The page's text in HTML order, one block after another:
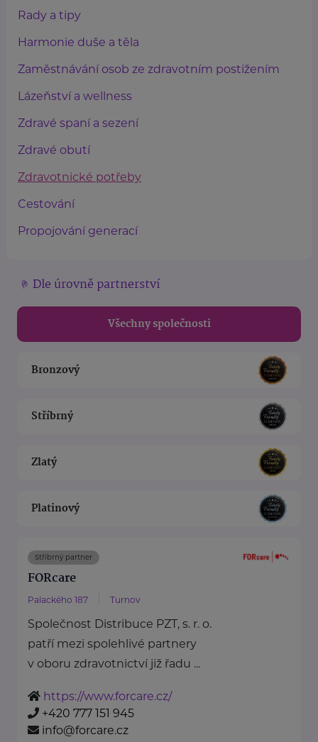
Rady a tipy
Harmonie duše a těla
Zaměstnávání osob ze zdravotním postižením
Lázeňství a wellness
Zdravé spaní a sezení
Zdravé obutí
Zdravotnické potřeby
Cestování
Propojování generací
Dle úrovně partnerství
Všechny společnosti
Bronzový
Stříbrný
Zlatý
Platinový
Stříbrný partner
FORcare
Palackého 187 Turnov
Společnost Distribuce PZT, s. r. o.
patří mezi spolehlivé partnery
v oboru zdravotnictví již řadu ...
https://www.forcare.cz/
+420 777 151 945
info@forcare.cz